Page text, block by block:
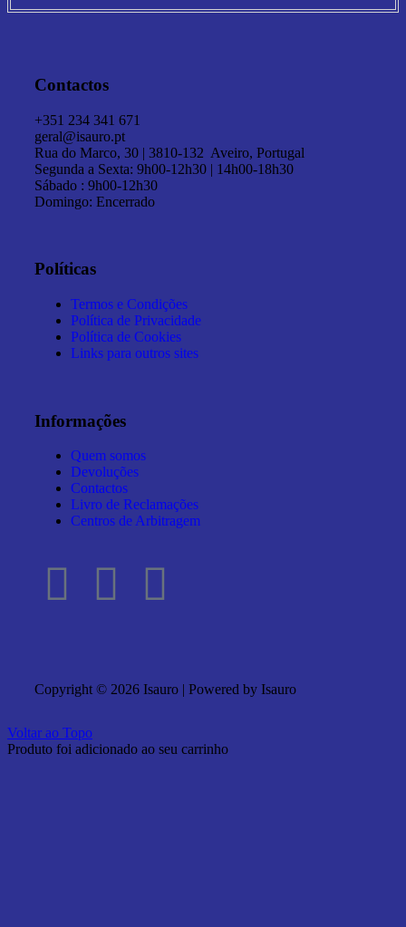
Contactos
+351 234 341 671
geral@isauro.pt
Rua do Marco, 30 | 3810-132 Aveiro, Portugal
Segunda a Sexta: 9h00-12h30 | 14h00-18h30
Sábado : 9h00-12h30
Domingo: Encerrado
Políticas
Termos e Condições
Política de Privacidade
Política de Cookies
Links para outros sites
Informações
Quem somos
Devoluções
Contactos
Livro de Reclamações
Centros de Arbitragem
Copyright © 2026 Isauro | Powered by Isauro
Voltar ao Topo
Produto foi adicionado ao seu carrinho